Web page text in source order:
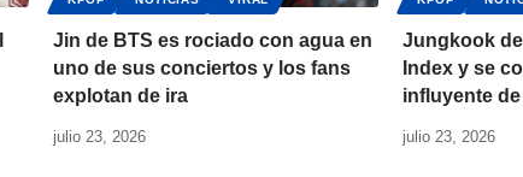
Jin de BTS es rociado con agua en
uno de sus conciertos y los fans
explotan de ira
julio 23, 2026
Jungkook
Index y se
influyente
julio 23, 2026